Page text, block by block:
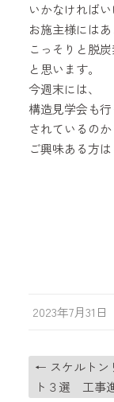
いかなければ
お施主様にはあ
こっそりと脱
と思います。
今週末には、
構造見学会も
されているのか
ご興味ある方は
2023年7月31日
← スケルトン
ト３選 工事